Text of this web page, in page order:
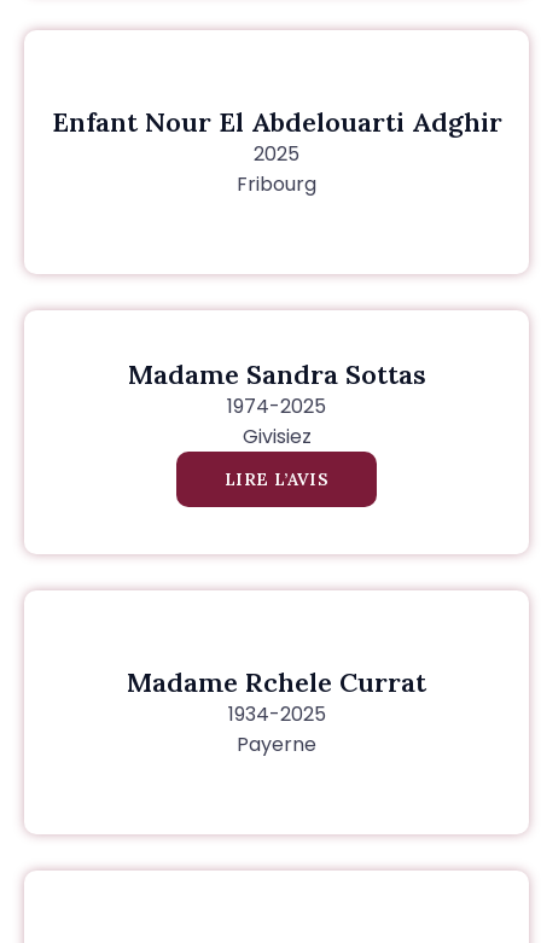
Enfant Nour El Abdelouarti Adghir
2025
Fribourg
Madame Sandra Sottas
1974-2025
Givisiez
LIRE L’AVIS
Madame Rchele Currat
1934-2025
Payerne